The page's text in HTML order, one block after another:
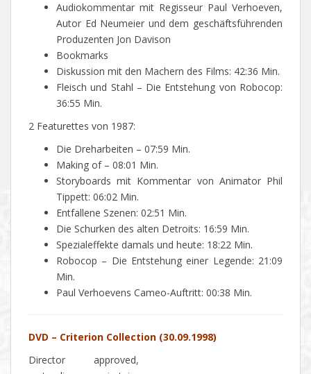
Audiokommentar mit Regisseur Paul Verhoeven,
Autor Ed Neumeier und dem geschäftsführenden
Produzenten Jon Davison
Bookmarks
Diskussion mit den Machern des Films: 42:36 Min.
Fleisch und Stahl – Die Entstehung von Robocop:
36:55 Min.
2 Featurettes von 1987:
Die Dreharbeiten – 07:59 Min.
Making of – 08:01 Min.
Storyboards mit Kommentar von Animator Phil
Tippett: 06:02 Min.
Entfallene Szenen: 02:51 Min.
Die Schurken des alten Detroits: 16:59 Min.
Spezialeffekte damals und heute: 18:22 Min.
Robocop – Die Entstehung einer Legende: 21:09
Min.
Paul Verhoevens Cameo-Auftritt: 00:38 Min.
DVD – Criterion Collection (30.09.1998)
Director approved,